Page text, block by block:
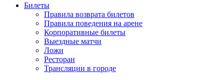
Билеты
Правила возврата билетов
Правила поведения на арене
Корпоративные билеты
Выездные матчи
Ложи
Ресторан
Трансляции в городе